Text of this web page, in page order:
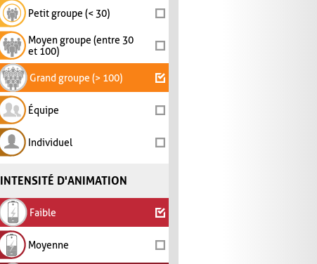
Petit groupe (< 30)
Moyen groupe (entre 30
et 100)
Grand groupe (> 100)
Équipe
Individuel
INTENSITÉ D'ANIMATION
Faible
Moyenne